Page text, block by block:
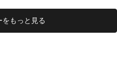
もっと見る